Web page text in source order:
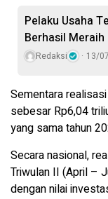
Pelaku Usaha
Berhasil
Redaksi 13/
Sementara
sebesar Rp6,04
yang sama tahun
Secara nasional,
Triwulan II (April –
dengan nilai